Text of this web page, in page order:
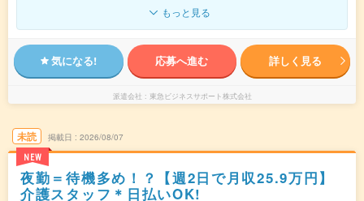
もっと見る
気になる! 応募へ進む 詳しく見る
派遣会社 東急ビジネスサポート株式会社
未読
NEW
掲載日 2026/08/07
夜勤＝待機多め！？【週2日で月収25.9万円】
介護スタッフ＊日払いOK!